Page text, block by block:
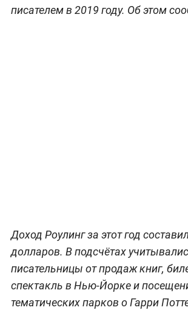
писателем в 2019 году. Об этом
Доход Роулинг за этот год
долларов. В подсчётах
писательницы от продаж книг,
спектакль в Нью-Йорке и
тематических парков о Гарри